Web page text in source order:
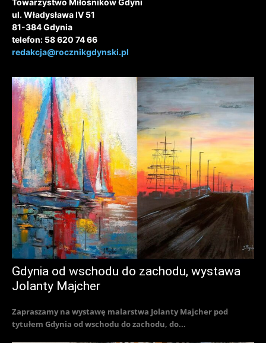
Towarzystwo Miłośników Gdyni
ul. Władysława IV 51
81-384 Gdynia
telefon: 58 620 74 66
redakcja@rocznikgdynski.pl
Gdynia od wschodu do zachodu, wystawa
Jolanty Majcher
Zapraszamy na wystawę malarstwa Jolanty Majcher pod
tytułem Gdynia od wschodu do zachodu, do...